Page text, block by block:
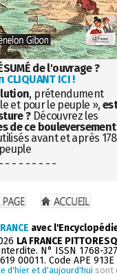
de l'ouvrage ?
ICI !
, prétendument
et pour le peuple »,
?Découvrez les
de ce bouleversement
avant et après
- - - - - - - -
avec
LA FRANCE
N° ISSN 1768-
00011. Code APE 913E
d'hier et d'aujourd'hui sont